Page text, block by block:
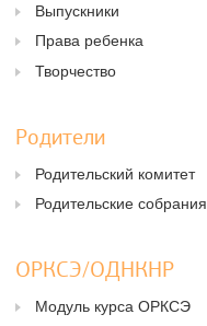
Выпускники
Права ребенка
Творчество
Родители
Родительский комитет
Родительские собрания
ОРКСЭ/ОДНКНР
Модуль курса ОРКСЭ